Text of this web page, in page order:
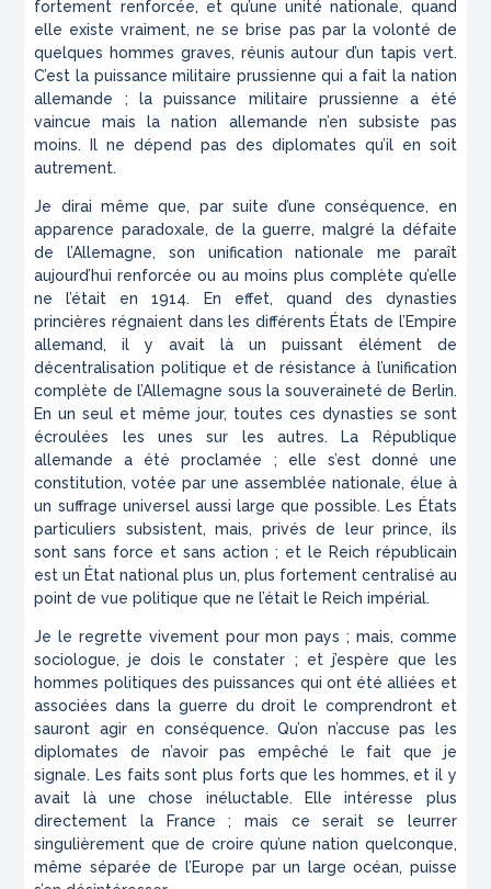
fortement renforcée, et qu’une unité nationale, quand
elle existe vraiment, ne se brise pas par la volonté de
quelques hommes graves, réunis autour d’un tapis vert.
C’est la puissance militaire prussienne qui a fait la nation
allemande ; la puissance militaire prussienne a été
vaincue mais la nation allemande n’en subsiste pas
moins. Il ne dépend pas des diplomates qu’il en soit
autrement.
Je dirai même que, par suite d’une conséquence, en
apparence paradoxale, de la guerre, malgré la défaite
de l’Allemagne, son unification nationale me paraît
aujourd’hui renforcée ou au moins plus complète qu’elle
ne l’était en 1914. En effet, quand des dynasties
princières régnaient dans les différents États de l’Empire
allemand, il y avait là un puissant élément de
décentralisation politique et de résistance à l’unification
complète de l’Allemagne sous la souveraineté de Berlin.
En un seul et même jour, toutes ces dynasties se sont
écroulées les unes sur les autres. La République
allemande a été proclamée ; elle s’est donné une
constitution, votée par une assemblée nationale, élue à
un suffrage universel aussi large que possible. Les États
particuliers subsistent, mais, privés de leur prince, ils
sont sans force et sans action ; et le Reich républicain
est un État national plus un, plus fortement centralisé au
point de vue politique que ne l’était le Reich impérial.
Je le regrette vivement pour mon pays ; mais, comme
sociologue, je dois le constater ; et j’espère que les
hommes politiques des puissances qui ont été alliées et
associées dans la guerre du droit le comprendront et
sauront agir en conséquence. Qu’on n’accuse pas les
diplomates de n’avoir pas empêché le fait que je
signale. Les faits sont plus forts que les hommes, et il y
avait là une chose inéluctable. Elle intéresse plus
directement la France ; mais ce serait se leurrer
singulièrement que de croire qu’une nation quelconque,
même séparée de l’Europe par un large océan, puisse